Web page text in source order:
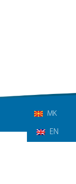
MK
EN